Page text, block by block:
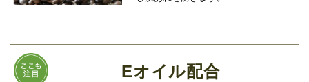
Eオイル配合